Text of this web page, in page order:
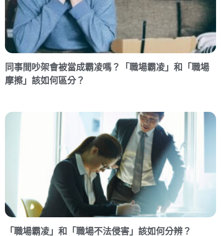
同事間吵架會被當成霸凌嗎？「職場霸凌」和「職場
摩擦」該如何區分？
「職場霸凌」和「職場不法侵害」該如何分辨？